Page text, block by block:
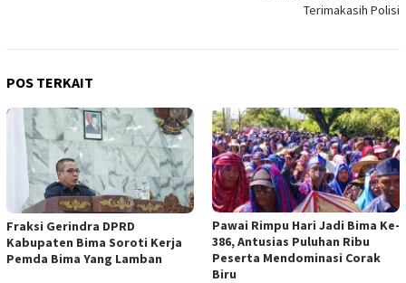
Terimakasih Polisi
POS TERKAIT
Fraksi Gerindra DPRD
Kabupaten Bima Soroti Kerja
Pemda Bima Yang Lamban
Pawai Rimpu Hari Jadi Bima Ke-
386, Antusias Puluhan Ribu
Peserta Mendominasi Corak
Biru